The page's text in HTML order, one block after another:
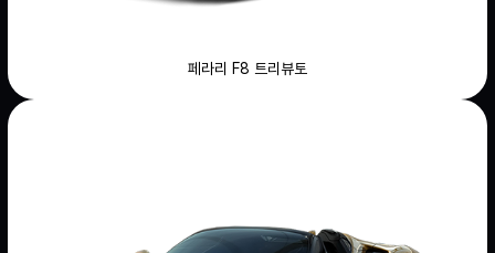
페라리 F8 트리뷰토